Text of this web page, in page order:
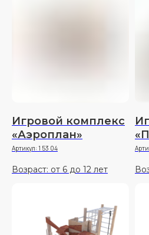
Игровой комплекс
«Аэроплан»
Артикул: 1 53 04
Возраст: от 6 до 12 лет